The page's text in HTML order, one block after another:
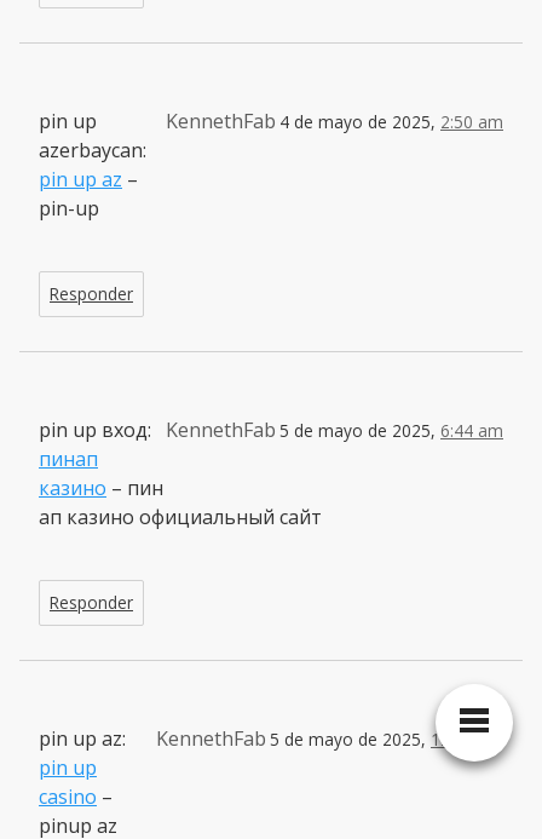
KennethFab 4 de mayo de 2025, 2:50 am
pin up
azerbaycan:
pin up az –
pin-up
Responder
KennethFab 5 de mayo de 2025, 6:44 am
pin up вход:
пинап
казино – пин
ап казино официальный сайт
Responder
KennethFab 5 de mayo de 2025, 12:26 pm
pin up az:
pin up
casino –
pinup az